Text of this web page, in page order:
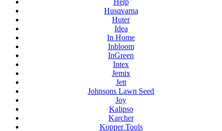
Help
Husqvarna
Huter
Idea
In Home
Inbloom
InGreen
Intex
Jemix
Jett
Johnsons Lawn Seed
Joy
Kalipso
Karcher
Kopper Tools